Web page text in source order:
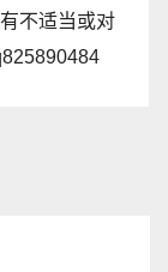
不适当或对